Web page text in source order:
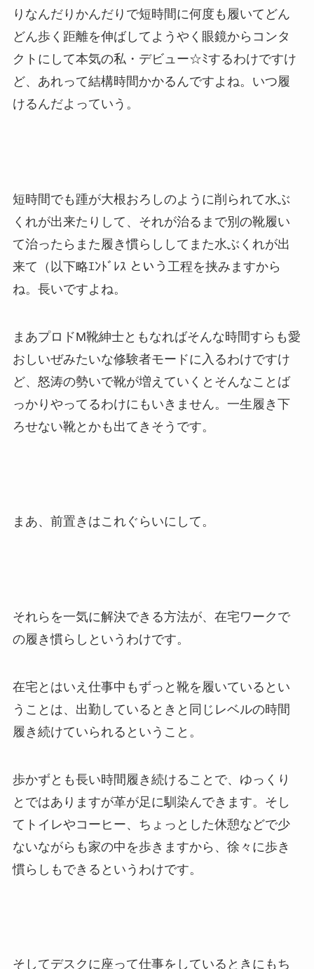
りなんだりかんだりで短時間に何度も履いてどん
どん歩く距離を伸ばしてようやく眼鏡からコンタ
クトにして本気の私・デビュー☆ﾐするわけですけ
ど、あれって結構時間かかるんですよね。いつ履
けるんだよっていう。
短時間でも踵が大根おろしのように削られて水ぶ
くれが出来たりして、それが治るまで別の靴履い
て治ったらまた履き慣らししてまた水ぶくれが出
来て（以下略ｴﾝﾄﾞﾚｽ という工程を挟みますから
ね。長いですよね。
まあプロドM靴紳士ともなればそんな時間すらも愛
おしいぜみたいな修験者モードに入るわけですけ
ど、怒涛の勢いで靴が増えていくとそんなことば
っかりやってるわけにもいきません。一生履き下
ろせない靴とかも出てきそうです。
まあ、前置きはこれぐらいにして。
それらを一気に解決できる方法が、在宅ワークで
の履き慣らしというわけです。
在宅とはいえ仕事中もずっと靴を履いているとい
うことは、出勤しているときと同じレベルの時間
履き続けていられるということ。
歩かずとも長い時間履き続けることで、ゆっくり
とではありますが革が足に馴染んできます。そし
てトイレやコーヒー、ちょっとした休憩などで少
ないながらも家の中を歩きますから、徐々に歩き
慣らしもできるというわけです。
そしてデスクに座って仕事をしているときにもち